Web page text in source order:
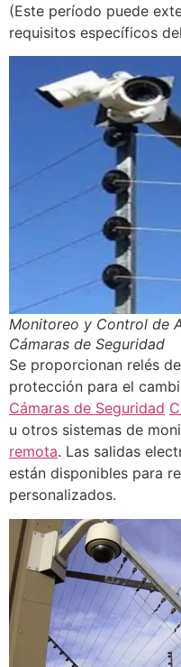
(Este período puede
requisitos específicos
Monitoreo y Control de
Cámaras de Seguridad
Se proporcionan relés
protección para el
Cámaras de Seguridad
u otros sistemas de
remota. Las salidas
están disponibles para
personalizados.